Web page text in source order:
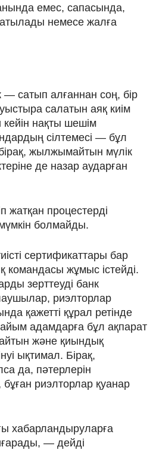
емес, сапасында,
немесе жалға
сатып алғаннан соң, бір
салатын аяқ киім
кейін нақты шешім
сілтемесі — бұл
жылжымайтын мүлік
де назар аударған
жатқан процестерді
болмайды.
сертификаттары бар
командасы жұмыс істейді.
зерттеуді банк
риэлторлар
қажетті құрал ретінде
адамдарға бұл ақпарат
және қиындық
ықтимал. Бірақ,
да, пәтерлерін
бұған риэлторлар қуанар
хабарландыруларға
— дейді